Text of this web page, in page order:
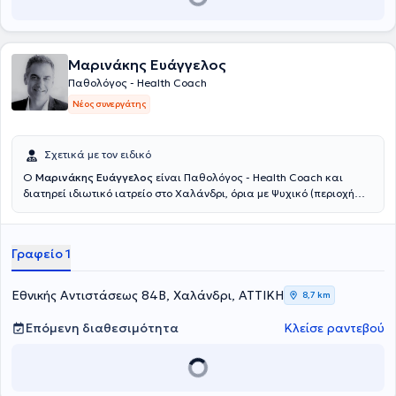
Μαρινάκης Ευάγγελος
Παθολόγος - Health Coach
Νέος συνεργάτης
Σχετικά με τον ειδικό
Ο Μαρινάκης Ευάγγελος είναι Παθολόγος - Health Coach και
διατηρεί ιδιωτικό ιατρείο στο Χαλάνδρι, όρια με Ψυχικό (περιοχή
Πανεπιστήμιο Θεσσαλονίκης. Με γνώσεις και μακροχρόνια
στους τομείς του health coaching και life coaching, της ψυχολογίας
της συμπεριφοράς και των βασικών αρχών της Γνωσιακής -
Συμπεριφορικής προσέγγισης, ο Μαρινάκης Ευάγγελος στέκεται με
ολιστικό πνεύμα δίπλα στον άνθρωπο και τον καθοδηγεί με
σύγχρονες μεθόδους στην επίτευξη των προσωπικών του στόχων
και διεκδικήσεων, σε ευρύτερα θέματα υγείας και προσωπικής
πρόκληση-στόχος στη ζωή, που αναλύεται σε σωματικές και μη
Γραφείο 1
Εθνικής Αντιστάσεως 84Β, Χαλάνδρι, ΑΤΤΙΚΗ 8,7 km
Επόμενη διαθεσιμότητα Κλείσε ραντεβού